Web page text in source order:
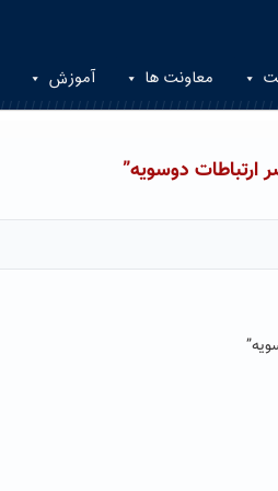
معاونت ها آموزش
ارتباطات دوسویه”